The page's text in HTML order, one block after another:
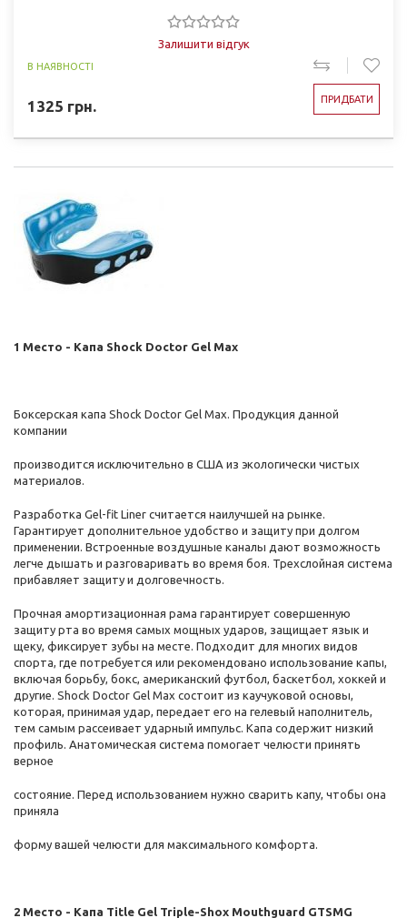
Залишити відгук
В НАЯВНОСТІ
1325 грн. ПРИДБАТИ
1 Место - Капа Shock Doctor Gel Max
Боксерская капа Shock Doctor Gel Max. Продукция данной
компании
производится исключительно в США из экологически чистых
материалов.
Разработка Gel-fit Liner считается наилучшей на рынке.
Гарантирует дополнительное удобство и защиту при долгом
применении. Встроенные воздушные каналы дают возможность
легче дышать и разговаривать во время боя. Трехслойная система
прибавляет защиту и долговечность.
Прочная амортизационная рама гарантирует совершенную
защиту рта во время самых мощных ударов, защищает язык и
щеку, фиксирует зубы на месте. Подходит для многих видов
спорта, где потребуется или рекомендовано использование капы,
включая борьбу, бокс, американский футбол, баскетбол, хоккей и
другие. Shock Doctor Gel Max состоит из каучуковой основы,
которая, принимая удар, передает его на гелевый наполнитель,
тем самым рассеивает ударный импульс. Капа содержит низкий
профиль. Анатомическая система помогает челюсти принять
верное
состояние. Перед использованием нужно сварить капу, чтобы она
приняла
форму вашей челюсти для максимального комфорта.
2 Место - Капа Title Gel Triple-Shox Mouthguard GTSMG